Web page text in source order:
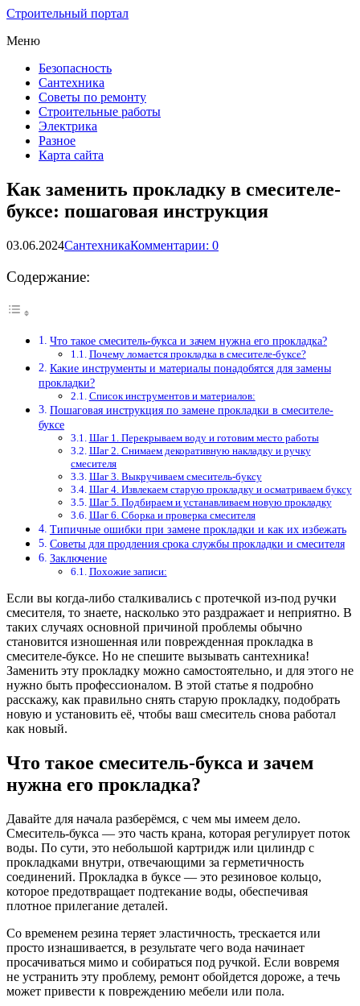
Строительный портал
Меню
Безопасность
Сантехника
Советы по ремонту
Строительные работы
Электрика
Разное
Карта сайта
Как заменить прокладку в смесителе-
буксе: пошаговая инструкция
03.06.2024СантехникаКомментарии: 0
Содержание:
Что такое смеситель-букса и зачем нужна его прокладка?
Почему ломается прокладка в смесителе-буксе?
Какие инструменты и материалы понадобятся для замены
прокладки?
Список инструментов и материалов:
Пошаговая инструкция по замене прокладки в смесителе-
буксе
Шаг 1. Перекрываем воду и готовим место работы
Шаг 2. Снимаем декоративную накладку и ручку
смесителя
Шаг 3. Выкручиваем смеситель-буксу
Шаг 4. Извлекаем старую прокладку и осматриваем буксу
Шаг 5. Подбираем и устанавливаем новую прокладку
Шаг 6. Сборка и проверка смесителя
Типичные ошибки при замене прокладки и как их избежать
Советы для продления срока службы прокладки и смесителя
Заключение
Похожие записи:
Если вы когда-либо сталкивались с протечкой из-под ручки
смесителя, то знаете, насколько это раздражает и неприятно. В
таких случаях основной причиной проблемы обычно
становится изношенная или поврежденная прокладка в
смесителе-буксе. Но не спешите вызывать сантехника!
Заменить эту прокладку можно самостоятельно, и для этого не
нужно быть профессионалом. В этой статье я подробно
расскажу, как правильно снять старую прокладку, подобрать
новую и установить её, чтобы ваш смеситель снова работал
как новый.
Что такое смеситель-букса и зачем
нужна его прокладка?
Давайте для начала разберёмся, с чем мы имеем дело.
Смеситель-букса — это часть крана, которая регулирует поток
воды. По сути, это небольшой картридж или цилиндр с
прокладками внутри, отвечающими за герметичность
соединений. Прокладка в буксе — это резиновое кольцо,
которое предотвращает подтекание воды, обеспечивая
плотное прилегание деталей.
Со временем резина теряет эластичность, трескается или
просто изнашивается, в результате чего вода начинает
просачиваться мимо и собираться под ручкой. Если вовремя
не устранить эту проблему, ремонт обойдется дороже, а течь
может привести к повреждению мебели или пола.